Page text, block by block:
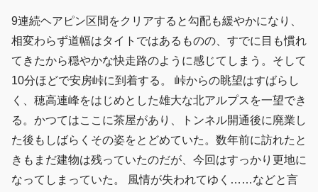
9連続ヘアピン区間をクリアすると勾配も緩やかになり、
相変わらず道幅はタイトではあるものの、すでに目も慣れ
てきたから穏やかな快走路のように感じてしまう。そして
10分ほどで安房峠に到着する。 峠からの眺望はすばらし
く、穂高連峰をはじめとした雄大な北アルプスを一望でき
る。かつてはここに茶屋があり、トンネル開通後に廃業し
た後もしばらくその姿をとどめていた。数年前に訪れたと
きもまだ建物は残っていたのだが、今回はすっかり更地に
なってしまっていた。 風情が失われてゆく……などと言